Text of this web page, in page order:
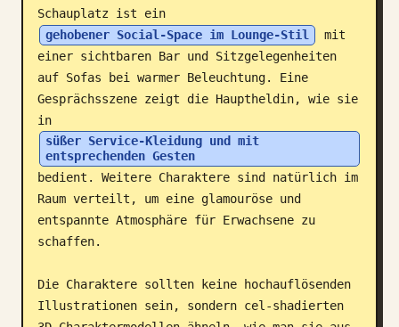
Updates
Schauplatz ist ein
gehobener Social-Space im Lounge-Stil
mit
einer sichtbaren Bar und Sitzgelegenheiten
auf Sofas bei warmer Beleuchtung. Eine
Gesprächsszene zeigt die Hauptheldin, wie sie
in
süßer Service-Kleidung und mit
entsprechenden Gesten
bedient. Weitere Charaktere sind natürlich im
Raum verteilt, um eine glamouröse und
entspannte Atmosphäre für Erwachsene zu
schaffen.
Die Charaktere sollten keine hochauflösenden
Illustrationen sein, sondern cel-shadierten